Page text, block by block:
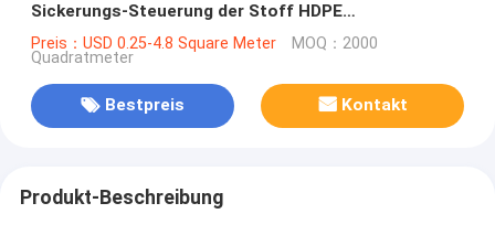
Sickerungs-Steuerung der Stoff HDPE
Verdammungs-Zwischenlagen-200/0.3
Preis：USD 0.25-4.8 Square Meter MOQ：2000
Quadratmeter
Bestpreis Kontakt
Produkt-Beschreibung